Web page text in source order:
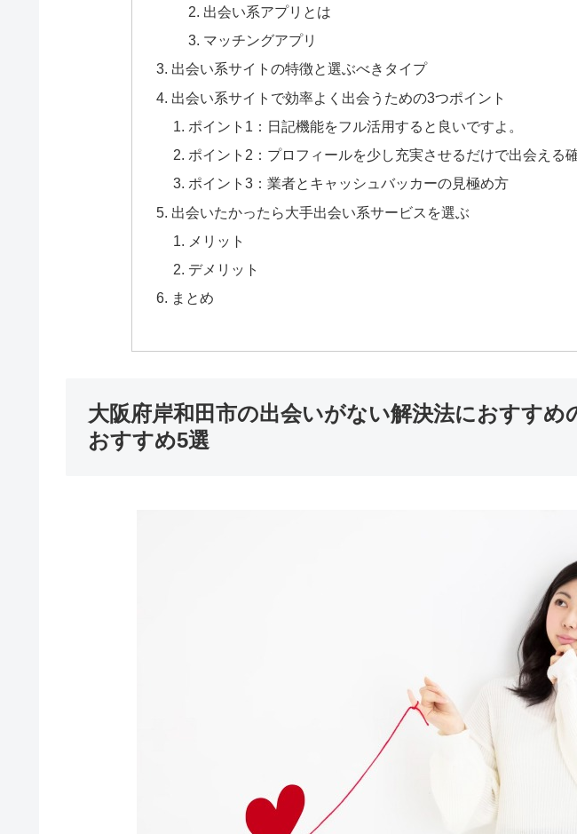
出会い系アプリとは
マッチングアプリ
出会い系サイトの特徴と選ぶべきタイプ
出会い系サイトで効率よく出会うための3つポイント
ポイント1：日記機能をフル活用すると良いですよ。
ポイント2：プロフィールを少し充実させるだけで出会える
ポイント3：業者とキャッシュバッカーの見極め方
出会いたかったら大手出会い系サービスを選ぶ
メリット
デメリット
まとめ
大阪府岸和田市の出会いがない解決法におすすめ
おすすめ5選